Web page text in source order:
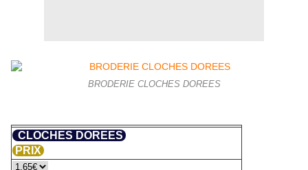
BRODERIE CLOCHES DOREES
CLOCHES DOREES
PRIX